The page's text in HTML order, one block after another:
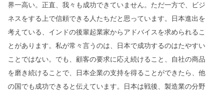
界一高い。正直、我々も成功できていません。ただ一方で、ビジ
ネスをする上で信頼できる人たちだと思っています。日本進出を
考えている、インドの後輩起業家からアドバイスを求められるこ
とがあります。私が常々言うのは、日本で成功するのはたやすい
ことではない。でも、顧客の要求に応え続けること、自社の商品
を磨き続けることで、日本企業の支持を得ることができたら、他
の国でも成功できると伝えています。日本は戦後、製造業の分野